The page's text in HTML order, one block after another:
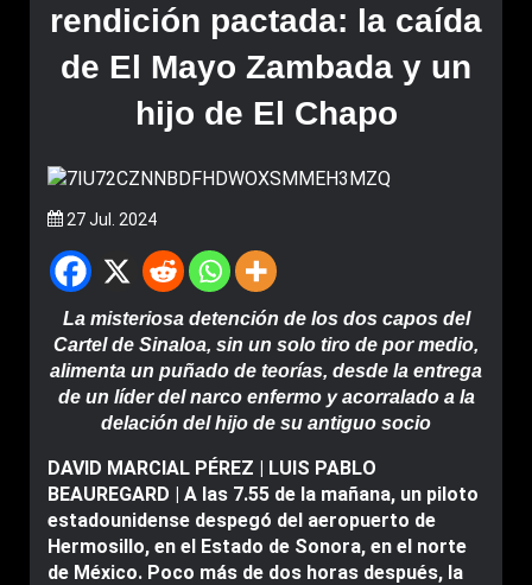
rendición pactada: la caída
de El Mayo Zambada y un
hijo de El Chapo
27 Jul. 2024
La misteriosa detención de los dos capos del
Cartel de Sinaloa, sin un solo tiro de por medio,
alimenta un puñado de teorías, desde la entrega
de un líder del narco enfermo y acorralado a la
delación del hijo de su antiguo socio
DAVID MARCIAL PÉREZ | LUIS PABLO
BEAUREGARD | A las 7.55 de la mañana, un piloto
estadounidense despegó del aeropuerto de
Hermosillo, en el Estado de Sonora, en el norte
de México. Poco más de dos horas después, la